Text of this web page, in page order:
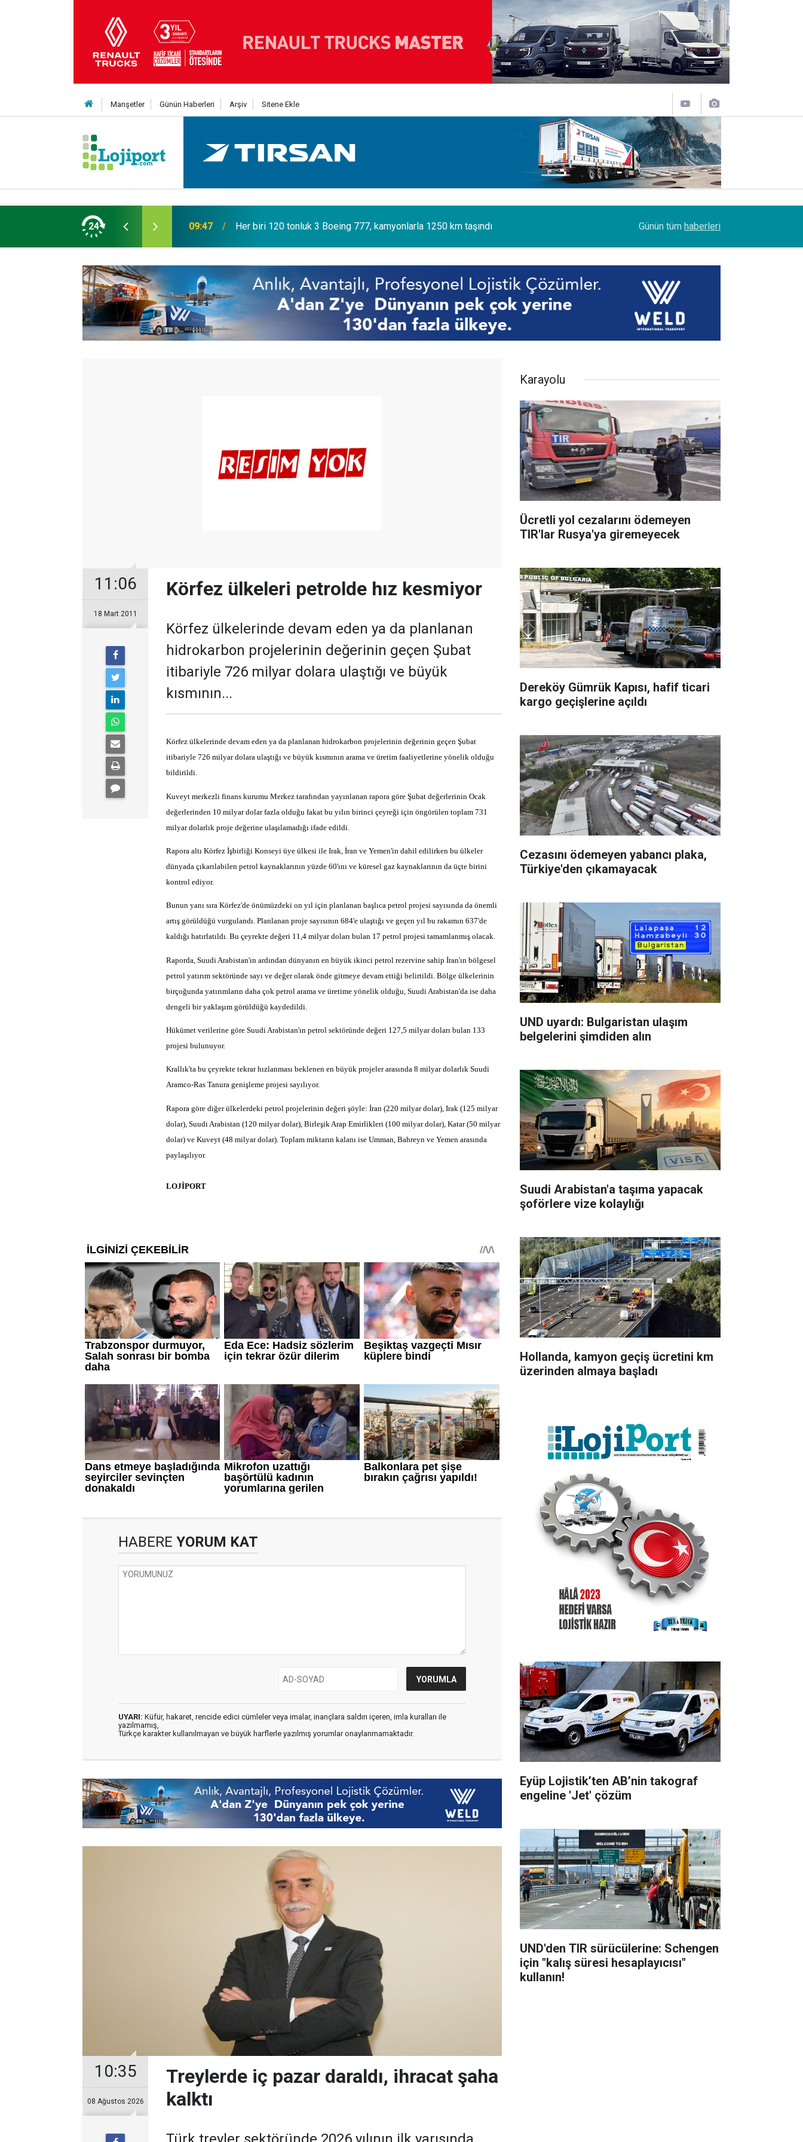
Manşetler Günün Haberleri Arşiv Sitene Ekle
24 09:47 Her biri 120 tonluk 3 Boeing 777, kamyonlarla 1250 km taşındı Turhan Özen, Saudia Cargo’nun CCO’su oldu
Günün tüm haberleri
11:06
18 Mart 2011
Körfez ülkeleri petrolde hız kesmiyor
Körfez ülkelerinde devam eden ya da planlanan
hidrokarbon projelerinin değerinin geçen Şubat
itibariyle 726 milyar dolara ulaştığı ve büyük
kısmının...
Körfez ülkelerinde devam eden ya da planlanan hidrokarbon projelerinin değerinin geçen Şubat
itibariyle 726 milyar dolara ulaştığı ve büyük kısmının arama ve üretim faaliyetlerine yönelik olduğu
bildirildi.
Kuveyt merkezli finans kurumu Merkez tarafından yayınlanan rapora göre Şubat değerlerinin Ocak
değerlerinden 10 milyar dolar fazla olduğu fakat bu yılın birinci çeyreği için öngörülen toplam 731
milyar dolarlık proje değerine ulaşılamadığı ifade edildi.
Rapora altı Körfez İşbirliği Konseyi üye ülkesi ile Irak, İran ve Yemen'in dahil edilirken bu ülkeler
dünyada çıkarılabilen petrol kaynaklarının yüzde 60'ını ve küresel gaz kaynaklarının da üçte birini
kontrol ediyor.
Bunun yanı sıra Körfez'de önümüzdeki on yıl için planlanan başlıca petrol projesi sayısında da önemli
artış görüldüğü vurgulandı. Planlanan proje sayısının 684'e ulaştığı ve geçen yıl bu rakamın 637'de
kaldığı hatırlatıldı. Bu çeyrekte değeri 11,4 milyar doları bulan 17 petrol projesi tamamlanmış olacak.
Raporda, Suudi Arabistan'ın ardından dünyanın en büyük ikinci petrol rezervine sahip İran'ın bölgesel
petrol yatırım sektöründe sayı ve değer olarak önde gitmeye devam ettiği belirtildi. Bölge ülkelerinin
birçoğunda yatırımların daha çok petrol arama ve üretime yönelik olduğu, Suudi Arabistan'da ise daha
dengeli bir yaklaşım görüldüğü kaydedildi.
Hükümet verilerine göre Suudi Arabistan'ın petrol sektöründe değeri 127,5 milyar doları bulan 133
projesi bulunuyor.
Krallık'ta bu çeyrekte tekrar hızlanması beklenen en büyük projeler arasında 8 milyar dolarlık Suudi
Aramco-Ras Tanura genişleme projesi sayılıyor.
Rapora göre diğer ülkelerdeki petrol projelerinin değeri şöyle: İran (220 milyar dolar), Irak (125 milyar
dolar), Suudi Arabistan (120 milyar dolar), Birleşik Arap Emirlikleri (100 milyar dolar), Katar (50 milyar
dolar) ve Kuveyt (48 milyar dolar). Toplam miktarın kalanı ise Umman, Bahreyn ve Yemen arasında
paylaşılıyor.
LOJİPORT
HABERE YORUM KAT
UYARI: Küfür, hakaret, rencide edici cümleler veya imalar, inançlara saldırı içeren, imla kuralları ile
yazılmamış,
Türkçe karakter kullanılmayan ve büyük harflerle yazılmış yorumlar onaylanmamaktadır.
10:35
08 Ağustos 2026
Treylerde iç pazar daraldı, ihracat şaha
kalktı
Karayolu
Ücretli yol cezalarını ödemeyen
TIR'lar Rusya'ya giremeyecek
Dereköy Gümrük Kapısı, hafif ticari
kargo geçişlerine açıldı
Cezasını ödemeyen yabancı plaka,
Türkiye'den çıkamayacak
UND uyardı: Bulgaristan ulaşım
belgelerini şimdiden alın
Suudi Arabistan'a taşıma yapacak
şoförlere vize kolaylığı
Hollanda, kamyon geçiş ücretini km
üzerinden almaya başladı
Eyüp Lojistik’ten AB’nin takograf
engeline 'Jet' çözüm
UND'den TIR sürücülerine: Schengen
için "kalış süresi hesaplayıcısı"
kullanın!